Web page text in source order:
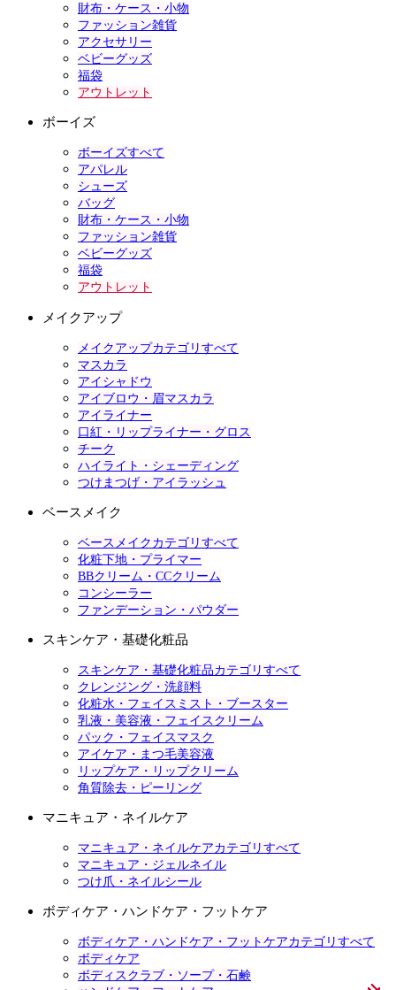
財布・ケース・小物
ファッション雑貨
アクセサリー
ベビーグッズ
福袋
アウトレット
ボーイズ
ボーイズすべて
アパレル
シューズ
バッグ
財布・ケース・小物
ファッション雑貨
ベビーグッズ
福袋
アウトレット
メイクアップ
メイクアップカテゴリすべて
マスカラ
アイシャドウ
アイブロウ・眉マスカラ
アイライナー
口紅・リップライナー・グロス
チーク
ハイライト・シェーディング
つけまつげ・アイラッシュ
ベースメイク
ベースメイクカテゴリすべて
化粧下地・プライマー
BBクリーム・CCクリーム
コンシーラー
ファンデーション・パウダー
スキンケア・基礎化粧品
スキンケア・基礎化粧品カテゴリすべて
クレンジング・洗顔料
化粧水・フェイスミスト・ブースター
乳液・美容液・フェイスクリーム
パック・フェイスマスク
アイケア・まつ毛美容液
リップケア・リップクリーム
角質除去・ピーリング
マニキュア・ネイルケア
マニキュア・ネイルケアカテゴリすべて
マニキュア・ジェルネイル
つけ爪・ネイルシール
ボディケア・ハンドケア・フットケア
ボディケア・ハンドケア・フットケアカテゴリすべて
ボディケア
ボディスクラブ・ソープ・石鹸